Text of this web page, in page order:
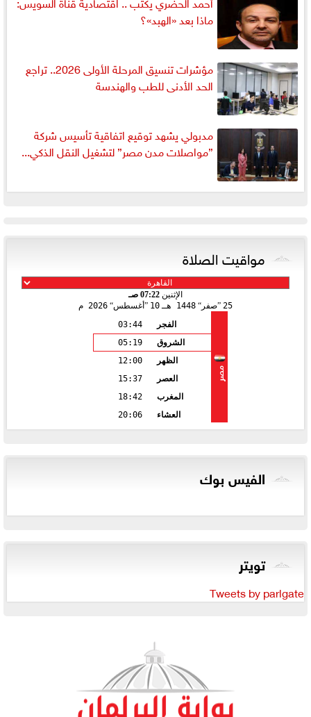
ماذا بعد «الهبد»؟
مؤشرات تنسيق المرحلة الأولى 2026.. تراجع
الحد الأدنى للطب والهندسة
مدبولي يشهد توقيع اتفاقية تأسيس شركة
”مواصلات مدن مصر” لتشغيل النقل الذكي...
مواقيت الصلاة
الإثنين 07:22 صـ
25 صفر 1448 هـ 10 أغسطس 2026 م
مصر
الفجر
03:44
الشروق
05:19
الظهر
12:00
العصر
15:37
المغرب
18:42
العشاء
20:06
الفيس بوك
تويتر
Tweets by parlgate